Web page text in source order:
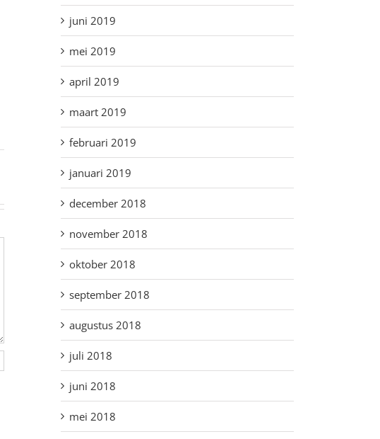
juni 2019
mei 2019
april 2019
maart 2019
februari 2019
januari 2019
december 2018
november 2018
oktober 2018
september 2018
augustus 2018
juli 2018
juni 2018
mei 2018